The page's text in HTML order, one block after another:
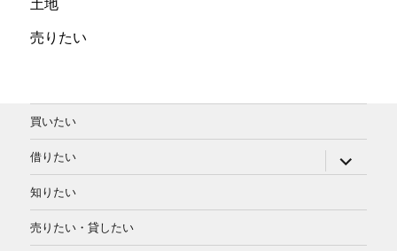
売りたい
買いたい
借りたい
サ
ブ
ュ
を
知りたい
売りたい・貸したい